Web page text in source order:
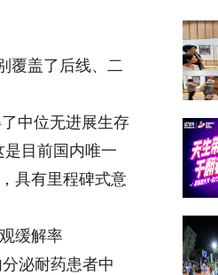
覆盖了后线、二
中位无进展生存
目前国内唯一
具有里程碑式意
缓解率
泌耐药患者中